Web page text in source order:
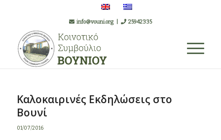
info@vouni.org| 25942335
Καλοκαιρινές Εκδηλώσεις στο
Βουνί
01/07/2016